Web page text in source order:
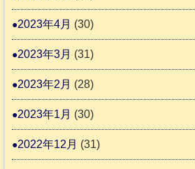
2023年4月 (30)
2023年3月 (31)
2023年2月 (28)
2023年1月 (30)
2022年12月 (31)